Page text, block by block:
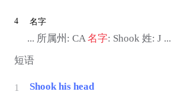
4 名字
... 所属州: CA名字: Shook 姓: J ...
短语
1 Shook his head